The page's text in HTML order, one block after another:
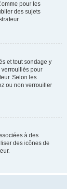
pour les
des sujets
et tout sondage y
verrouillés pour
Selon les
ou non verrouiller
à des
des icônes de